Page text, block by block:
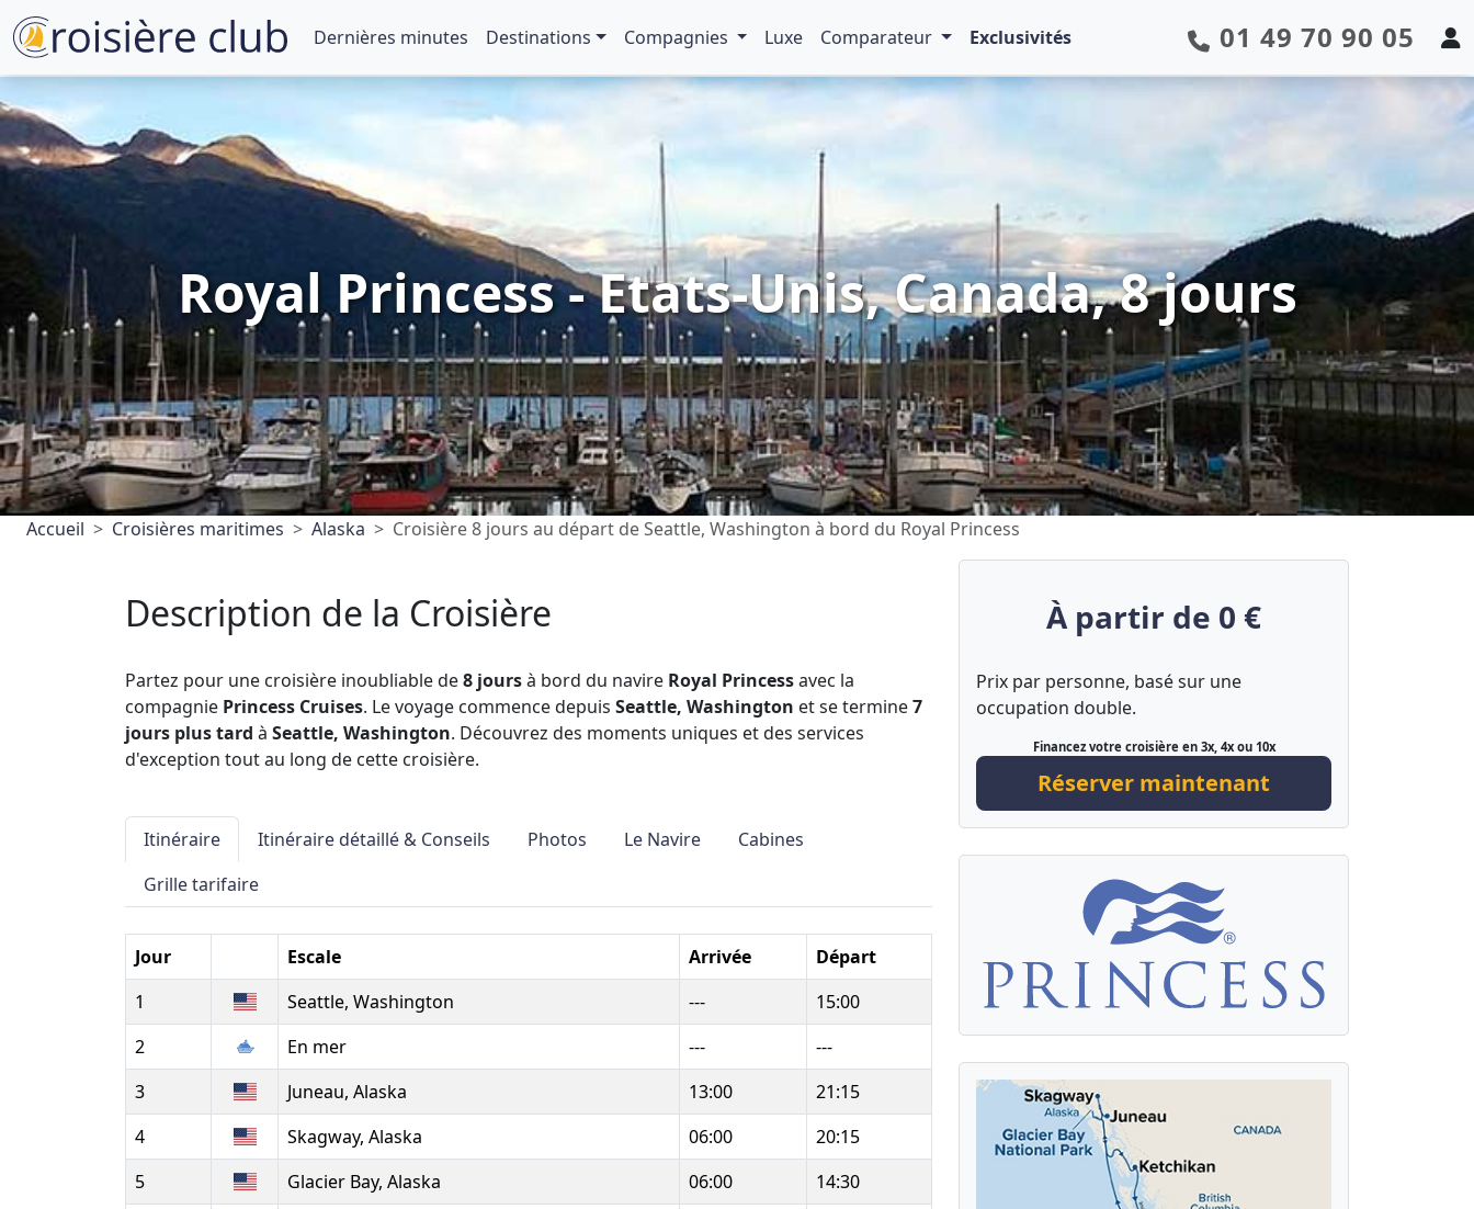
Dernières minutes Destinations Compagnies Luxe Comparateur Exclusivités 01 49 70 90 05
Royal Princess - Etats-Unis, Canada, 8 jours
Accueil Croisières maritimes Alaska Croisière 8 jours au départ de Seattle, Washington à bord du Royal Princess
Description de la Croisière
Partez pour une croisière inoubliable de8 joursà bord du navire Royal Princessavec la
compagnie Princess Cruises. Le voyage commence depuis Seattle, Washington et se termine7
jours plus tard à Seattle, Washington. Découvrez des moments uniques et des services
d'exception tout au long de cette croisière.
Itinéraire Itinéraire détaillé & Conseils Photos Le Navire
Cabines
Grille tarifaire
Jour Escale Arrivée
Départ
1
Seattle, Washington ---
15:00
2
En mer ---
---
3
Juneau, Alaska 13:00
21:15
4
Skagway, Alaska 06:00
20:15
5
Glacier Bay, Alaska 06:00
14:30
À partir de 0 €
Prix par personne, basé sur une
occupation double.
Financez votre croisière en 3x, 4x ou 10x
Réserver maintenant